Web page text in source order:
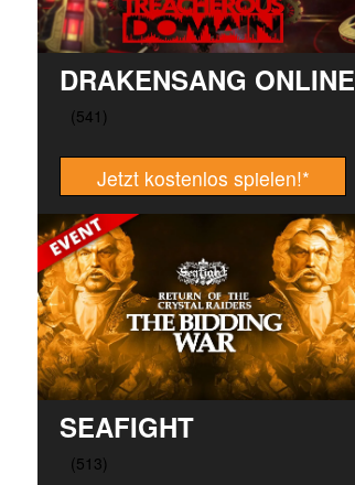
DRAKENSANG ONLINE
Jetzt kostenlos spielen!*
SEAFIGHT